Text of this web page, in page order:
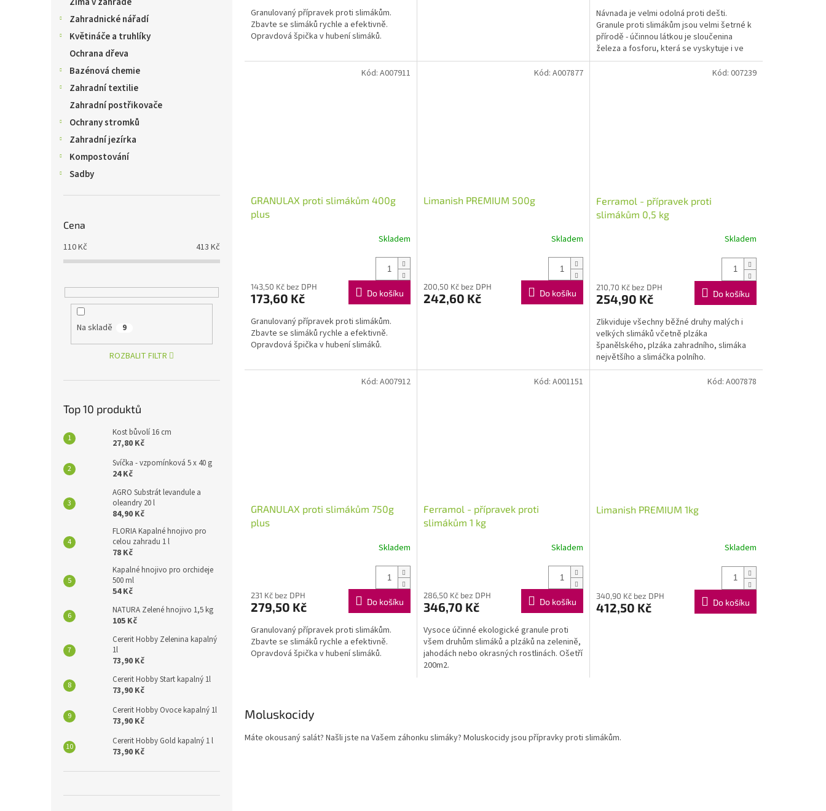
Zahradnické nářadí
Květináče a truhlíky
Ochrana dřeva
Bazénová chemie
Zahradní textilie
Zahradní postřikovače
Ochrany stromků
Zahradní jezírka
Kompostování
Sadby
Cena
110Kč 413 Kč
Na skladě 9
ROZBALIT FILTR
Top 10 produktů
Kost bůvolí 16 cm
27,80 Kč
Svíčka - vzpomínková 5 x 40 g
24 Kč
AGRO Substrát levandule a
oleandry 20 l
84,90 Kč
FLORIA Kapalné hnojivo pro
celou zahradu 1 l
78 Kč
Kapalné hnojivo pro orchideje
500 ml
54 Kč
NATURA Zelené hnojivo 1,5 kg
105 Kč
Cererit Hobby Zelenina kapalný
1l
73,90 Kč
Cererit Hobby Start kapalný 1l
73,90 Kč
Cererit Hobby Ovoce kapalný 1l
73,90 Kč
Cererit Hobby Gold kapalný 1 l
73,90 Kč
Granulovaný přípravek proti slimákům.
Zbavte se slimáků rychle a efektivně.
Opravdová špička v hubení slimáků.
Návnada je velmi odolná proti dešti.
Granule proti slimákům jsou velmi šetrné k
přírodě - účinnou látkou je sloučenina
železa a fosforu, která se vyskytuje i ve
volné přírodě.
GRANULAX proti slimákům 400g
plus
Skladem
143,50 Kč bez DPH
173,60 Kč Do košíku
Granulovaný přípravek proti slimákům.
Zbavte se slimáků rychle a efektivně.
Opravdová špička v hubení slimáků.
Kód: A007911
Limanish PREMIUM 500g
Skladem
200,50 Kč bez DPH
242,60 Kč Do košíku
Kód: A007877
Ferramol - přípravek proti
slimákům 0,5 kg
Skladem
210,70 Kč bez DPH
254,90 Kč Do košíku
Zlikviduje všechny běžné druhy malých i
velkých slimáků včetně plzáka
španělského, plzáka zahradního, slimáka
největšího a slimáčka polního.
Kód: 007239
GRANULAX proti slimákům 750g
plus
Skladem
231 Kč bez DPH
279,50 Kč Do košíku
Granulovaný přípravek proti slimákům.
Zbavte se slimáků rychle a efektivně.
Opravdová špička v hubení slimáků.
Kód: A007912
Ferramol - přípravek proti
slimákům 1 kg
Skladem
286,50 Kč bez DPH
346,70 Kč Do košíku
Vysoce účinné ekologické granule proti
všem druhům slimáků a plzáků na zelenině,
jahodách nebo okrasných rostlinách. Ošetří
200m2.
Kód: A001151
Limanish PREMIUM 1kg
Skladem
340,90 Kč bez DPH
412,50 Kč Do košíku
Kód: A007878
d
Moluskocidy
Máte okousaný salát? Našli jste na Vašem záhonku slimáky? Moluskocidy jsou přípravky proti slimákům.